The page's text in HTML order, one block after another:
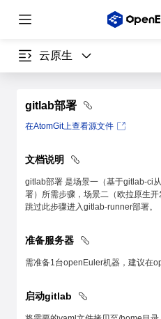
云原生
gitlab部署
在AtomGit上查看源文件
文档说明
gitlab部署 是场景一（基于gitlab-ci
署）所需步骤，场景二（欧拉原生
跳过此步骤进入gitlab-runner部署。
准备服务器
需准备1台openEuler机器，建议在
启动gitlab